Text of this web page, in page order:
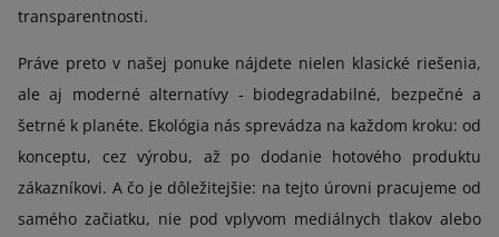
transparentnosti.
Práve preto v našej ponuke nájdete nielen klasické riešenia,
ale aj moderné alternatívy - biodegradabilné, bezpečné a
šetrné k planéte. Ekológia nás sprevádza na každom kroku: od
konceptu, cez výrobu, až po dodanie hotového produktu
zákazníkovi. A čo je dôležitejšie: na tejto úrovni pracujeme od
samého začiatku, nie pod vplyvom mediálnych tlakov alebo